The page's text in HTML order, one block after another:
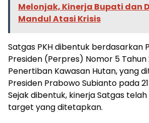
Melonjak, Kinerja Bupati dan
Mandul Atasi Krisis
​Satgas PKH dibentuk berdasarkan
Presiden (Perpres) Nomor 5
Penertiban Kawasan Hutan, yang
Presiden Prabowo Subianto pada
Sejak dibentuk, kinerja Satgas
target yang ditetapkan.